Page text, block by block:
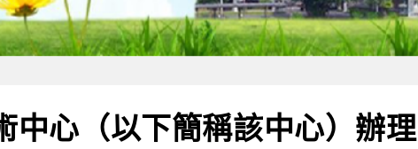
中心（以下簡稱該中心）辦理